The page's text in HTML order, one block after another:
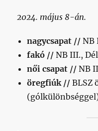
2024. május 8-án.
nagycsapat // NB
fakó // NB III.,
női csapat // NB
öregfiúk // BLSZ